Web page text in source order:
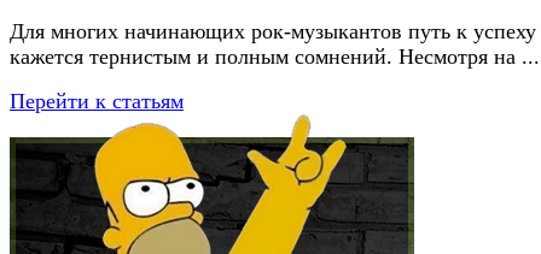
Для многих начинающих рок-музыкантов путь к успеху
кажется тернистым и полным сомнений. Несмотря на ...
Перейти к статьям